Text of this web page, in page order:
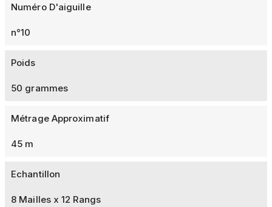
Numéro D'aiguille
n°10
Poids
50 grammes
Métrage Approximatif
45 m
Echantillon
8 Mailles x 12 Rangs